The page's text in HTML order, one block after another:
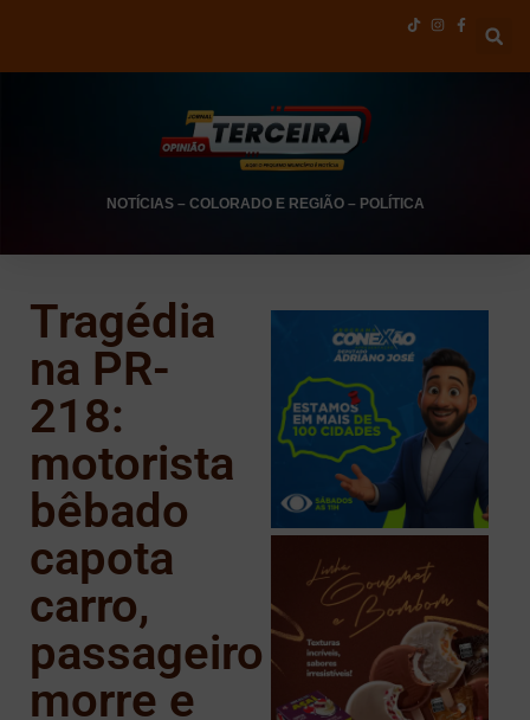
NOTÍCIAS– COLORADO E REGIÃO– POLÍTICA
Tragédia
na PR-
218:
motorista
bêbado
capota
carro,
passageiro
morre e